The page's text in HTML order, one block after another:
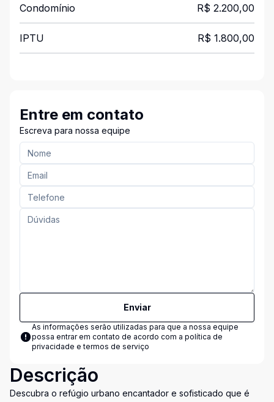
Condomínio R$ 2.200,00
IPTU R$ 1.800,00
Entre em contato
Escreva para nossa equipe
Enviar
As informações serão utilizadas para que a nossa equipe
possa entrar em contato de acordo com a política de
privacidade e termos de serviço
Descrição
Descubra o refúgio urbano encantador e sofisticado que é